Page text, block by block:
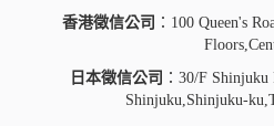
香港徵信公司 ：100 Queen's
日本徵信公司 ：30/F
Shinjuku,Shinjuku-